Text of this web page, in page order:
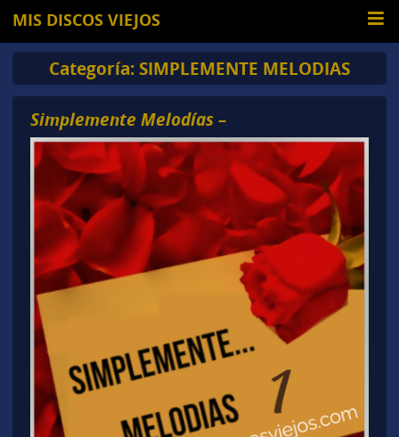
MIS DISCOS VIEJOS
Categoría: SIMPLEMENTE MELODIAS
Simplemente Melodías –